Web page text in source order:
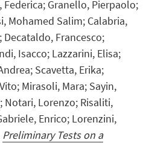
Granello, Pierpaolo;
Mohamed Salim; Calabria,
Francesco;
Isacco; Lazzarini, Elisa;
Scavetta, Erika;
Mirasoli, Mara; Sayin,
Notari, Lorenzo; Risaliti,
Enrico; Lorenzini,
Preliminary Tests on a